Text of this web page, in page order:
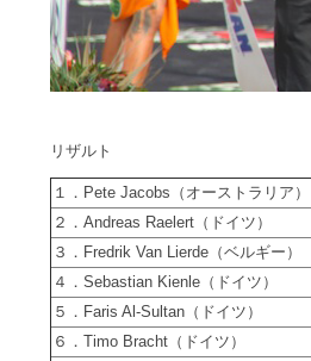
リザルト
１．Pete Jacobs（オーストラリア）
２．Andreas Raelert（ドイツ）
３．Fredrik Van Lierde（ベルギー）
４．Sebastian Kienle（ドイツ）
５．Faris Al-Sultan（ドイツ）
６．Timo Bracht（ドイツ）